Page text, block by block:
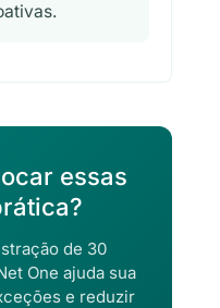
essas
de 30
One ajuda sua
e reduzir